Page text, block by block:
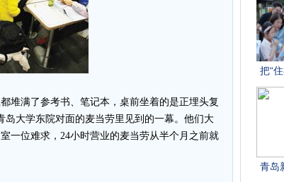
满了参考书、笔记本，桌前坐着的是正埋头复
岛大学东院对面的麦当劳里见到的一幕。他们大
一位难求，24小时营业的麦当劳从半个月之前就